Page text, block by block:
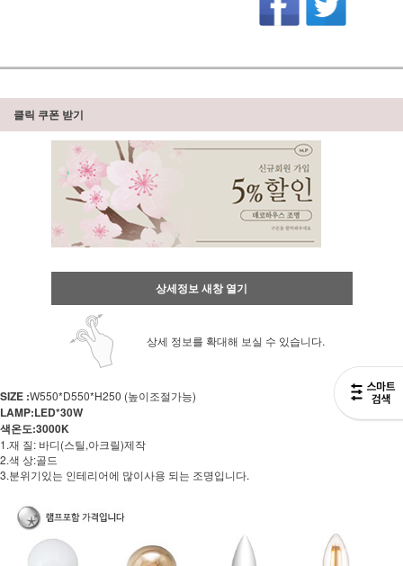
클릭 쿠폰 받기
상세정보 새창 열기
상세 정보를 확대해 보실 수 있습니다.
SIZE :W550*D550*H250 (높이조절가능)
LAMP:LED*30W
색온도:3000K
1.재 질: 바디(스틸,아크릴)제작
2.색 상:골드
3.분위기있는 인테리어에 많이사용 되는 조명입니다.